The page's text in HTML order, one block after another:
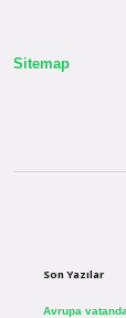
Sitemap
Son Yazılar
Avrupa